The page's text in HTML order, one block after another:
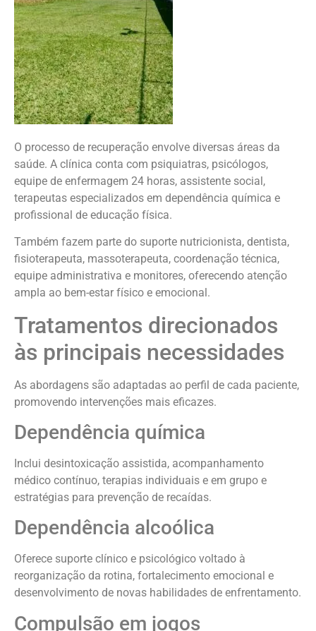
O processo de recuperação envolve diversas áreas da
saúde. A clínica conta com psiquiatras, psicólogos,
equipe de enfermagem 24 horas, assistente social,
terapeutas especializados em dependência química e
profissional de educação física.
Também fazem parte do suporte nutricionista, dentista,
fisioterapeuta, massoterapeuta, coordenação técnica,
equipe administrativa e monitores, oferecendo atenção
ampla ao bem-estar físico e emocional.
Tratamentos direcionados
às principais necessidades
As abordagens são adaptadas ao perfil de cada paciente,
promovendo intervenções mais eficazes.
Dependência química
Inclui desintoxicação assistida, acompanhamento
médico contínuo, terapias individuais e em grupo e
estratégias para prevenção de recaídas.
Dependência alcoólica
Oferece suporte clínico e psicológico voltado à
reorganização da rotina, fortalecimento emocional e
desenvolvimento de novas habilidades de enfrentamento.
Compulsão em jogos